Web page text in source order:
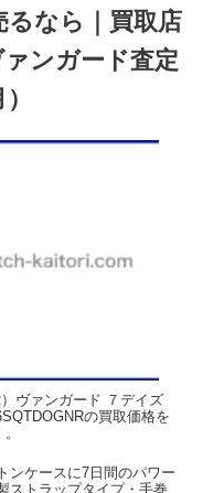
るなら｜買取店
ンガード査定
ヴァンガード ７デイズ
の買取価格を
ンケースに7日間のパワー
ストラップタイプ・手巻